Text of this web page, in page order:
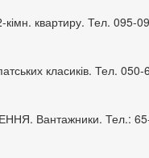
квартиру. Тел. 095-
класиків. Тел. 050-
Вантажники. Тел.: